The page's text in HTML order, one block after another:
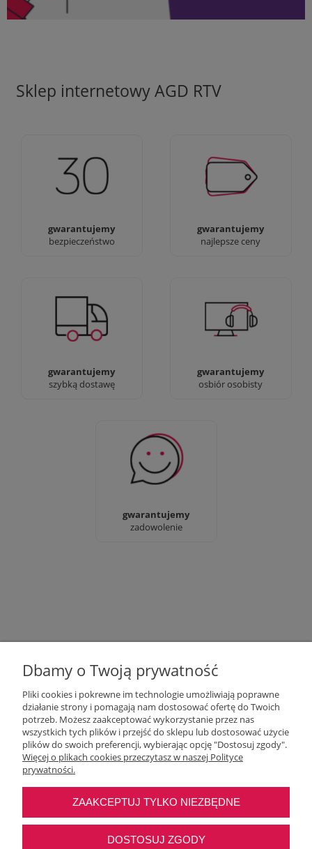
Sklep internetowy AGD RTV
gwarantujemy
bezpieczeństwo
Jesteśmy firmą z 30-
gwarantujemy
najlepsze ceny
Ciężko pracujemy aby
zapewnić najlepsze
gwarantujemy
szybką dostawę
90% dostaw następnego
dnia, bez dopłat!
gwarantujemy
osbiór osobisty
Jesteśmy prawdziwi :)
możesz przyjść i
gwarantujemy
zadowolenie
Sprawdź nasze 100%
zadowolenia Klientów
Moje konto
Najczęstsze pytania
Dbamy o Twoją prywatność
Pliki cookies i pokrewne im technologie umożliwiają poprawne
działanie strony i pomagają nam dostosować ofertę do Twoich
potrzeb. Możesz zaakceptować wykorzystanie przez nas
wszystkich tych plików i przejść do sklepu lub dostosować użycie
plików do swoich preferencji, wybierając opcję "Dostosuj zgody".
Więcej o plikach cookies przeczytasz w naszej Polityce
prywatności.
ZAAKCEPTUJ TYLKO NIEZBĘDNE
DOSTOSUJ ZGODY